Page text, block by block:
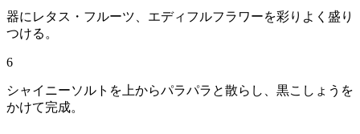
器にレタス・フルーツ、エディフルフラワーを彩りよく盛り
つける。
6
シャイニーソルトを上からパラパラと散らし、黒こしょうを
かけて完成。